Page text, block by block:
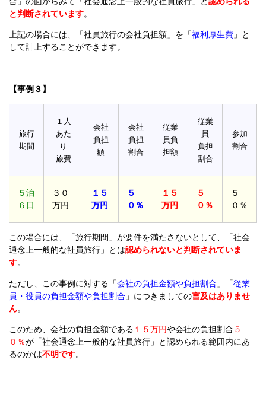
と判断されています。
上記の場合には、「社員旅行の会社負担額」を「福利厚生費 」と
して計上することができます。
【事例３】
旅行
期間
１人
あた
り
旅費
会社
負担
額
会社
負担
割合
従業
員負
担額
従業
員
負担
割合
参加
割合
５泊
６日
３０
万円
１５
万円
５
０％
１５
万円
５
０％
５
０％
この場合には、「旅行期間」が要件を満たさないとして、「社会
通念上一般的な社員旅行」とは認められないと判断されていま
す。
ただし、この事例に対する「会社の負担金額や負担割合 」「従業
員・役員の負担金額や負担割合 」につきましての言及はありませ
ん。
このため、会社の負担金額である １５万円や会社の負担割合 ５
０％が「社会通念上一般的な社員旅行」と認められる範囲内にあ
るのかは不明です。